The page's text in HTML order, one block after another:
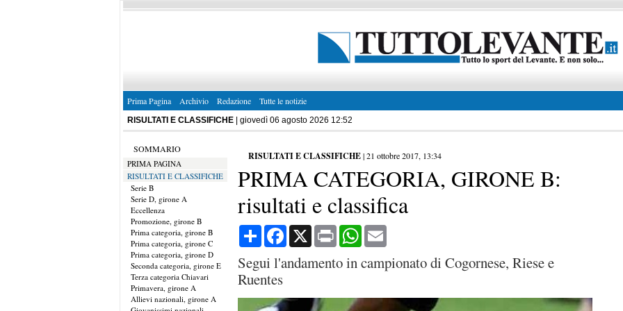
Prima Pagina Archivio Redazione Tutte le notizie
RISULTATI E CLASSIFICHE | giovedì 06 agosto 2026 12:52
SOMMARIO
PRIMA PAGINA
RISULTATI E CLASSIFICHE
Serie B
Serie D, girone A
Eccellenza
Promozione, girone B
Prima categoria, girone B
Prima categoria, girone C
Prima categoria, girone D
Seconda categoria, girone E
Terza categoria Chiavari
Primavera, girone A
Allievi nazionali, girone A
RISULTATI E CLASSIFICHE|21 ottobre 2017, 13:34
PRIMA CATEGORIA, GIRONE B:
risultati e classifica
CondividiFacebook
X Print WhatsApp
Segui l'andamento in campionato di Cogornese, Riese e
Ruentes